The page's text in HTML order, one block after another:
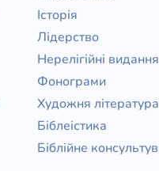
Історія
Лідерство
Нерелігійні видання
Фонограми
Художня література
Біблеістика
Біблійне